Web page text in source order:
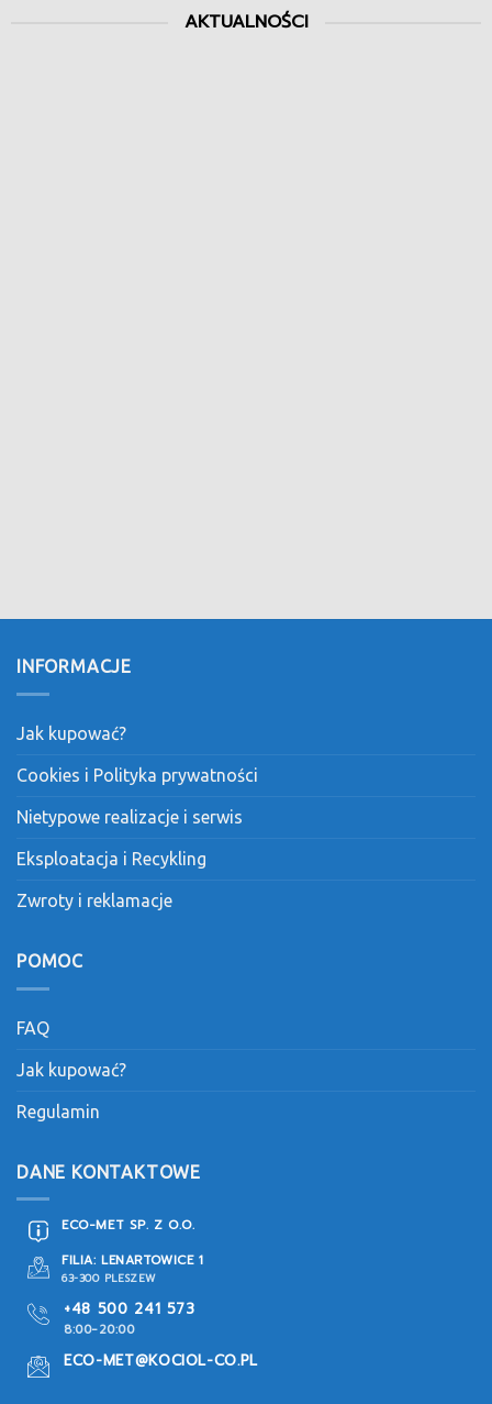
AKTUALNOŚCI
INFORMACJE
Jak kupować?
Cookies i Polityka prywatności
Nietypowe realizacje i serwis
Eksploatacja i Recykling
Zwroty i reklamacje
POMOC
FAQ
Jak kupować?
Regulamin
DANE KONTAKTOWE
ECO-MET SP. Z O.O.
FILIA: LENARTOWICE 1
63-300 PLESZEW
+48 500 241 573
8:00-20:00
ECO-MET@KOCIOL-CO.PL